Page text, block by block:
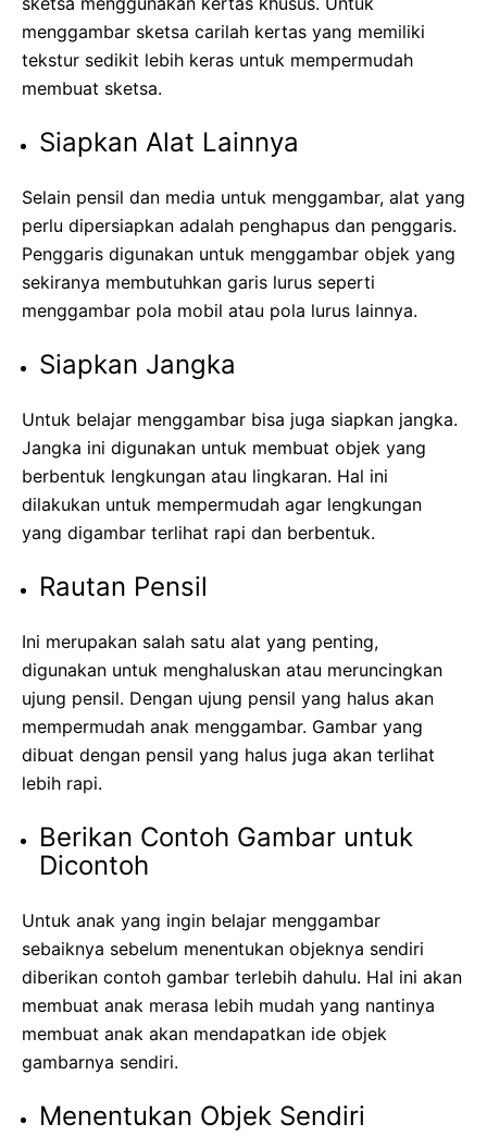
menggambar sketsa carilah kertas yang memiliki
tekstur sedikit lebih keras untuk mempermudah
membuat sketsa.
Siapkan Alat Lainnya
Selain pensil dan media untuk menggambar, alat yang
perlu dipersiapkan adalah penghapus dan penggaris.
Penggaris digunakan untuk menggambar objek yang
sekiranya membutuhkan garis lurus seperti
menggambar pola mobil atau pola lurus lainnya.
Siapkan Jangka
Untuk belajar menggambar bisa juga siapkan jangka.
Jangka ini digunakan untuk membuat objek yang
berbentuk lengkungan atau lingkaran. Hal ini
dilakukan untuk mempermudah agar lengkungan
yang digambar terlihat rapi dan berbentuk.
Rautan Pensil
Ini merupakan salah satu alat yang penting,
digunakan untuk menghaluskan atau meruncingkan
ujung pensil. Dengan ujung pensil yang halus akan
mempermudah anak menggambar. Gambar yang
dibuat dengan pensil yang halus juga akan terlihat
lebih rapi.
Berikan Contoh Gambar untuk
Dicontoh
Untuk anak yang ingin belajar menggambar
sebaiknya sebelum menentukan objeknya sendiri
diberikan contoh gambar terlebih dahulu. Hal ini akan
membuat anak merasa lebih mudah yang nantinya
membuat anak akan mendapatkan ide objek
gambarnya sendiri.
Menentukan Objek Sendiri